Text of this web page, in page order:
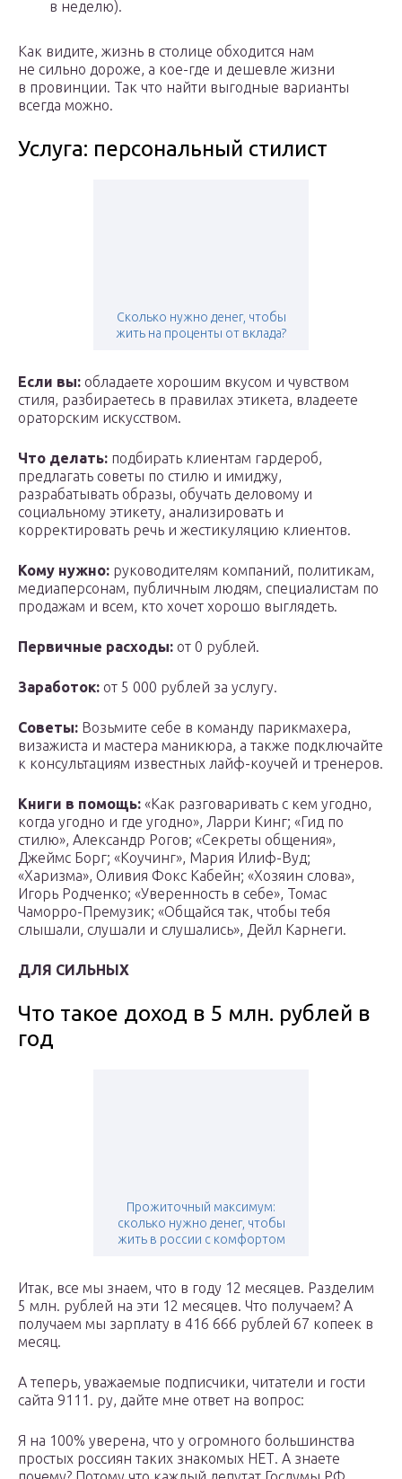
в неделю).
Как видите, жизнь в столице обходится нам
не сильно дороже, а кое-где и дешевле жизни
в провинции. Так что найти выгодные варианты
всегда можно.
Услуга: персональный стилист
Сколько нужно денег, чтобы
жить на проценты от вклада?
Если вы: обладаете хорошим вкусом и чувством
стиля, разбираетесь в правилах этикета, владеете
ораторским искусством.
Что делать: подбирать клиентам гардероб,
предлагать советы по стилю и имиджу,
разрабатывать образы, обучать деловому и
социальному этикету, анализировать и
корректировать речь и жестикуляцию клиентов.
Кому нужно: руководителям компаний, политикам,
медиаперсонам, публичным людям, специалистам по
продажам и всем, кто хочет хорошо выглядеть.
Первичные расходы: от 0 рублей.
Заработок: от 5 000 рублей за услугу.
Советы: Возьмите себе в команду парикмахера,
визажиста и мастера маникюра, а также подключайте
к консультациям известных лайф-коучей и тренеров.
Книги в помощь: «Как разговаривать с кем угодно,
когда угодно и где угодно», Ларри Кинг; «Гид по
стилю», Александр Рогов; «Секреты общения»,
Джеймс Борг; «Коучинг», Мария Илиф-Вуд;
«Харизма», Оливия Фокс Кабейн; «Хозяин слова»,
Игорь Родченко; «Уверенность в себе», Томас
Чаморро-Премузик; «Общайся так, чтобы тебя
слышали, слушали и слушались», Дейл Карнеги.
ДЛЯ СИЛЬНЫХ
Что такое доход в 5 млн. рублей в
год
Прожиточный максимум:
сколько нужно денег, чтобы
жить в россии с комфортом
Итак, все мы знаем, что в году 12 месяцев. Разделим
5 млн. рублей на эти 12 месяцев. Что получаем? А
получаем мы зарплату в 416 666 рублей 67 копеек в
месяц.
А теперь, уважаемые подписчики, читатели и гости
сайта 9111. ру, дайте мне ответ на вопрос:
Я на 100% уверена, что у огромного большинства
простых россиян таких знакомых НЕТ. А знаете